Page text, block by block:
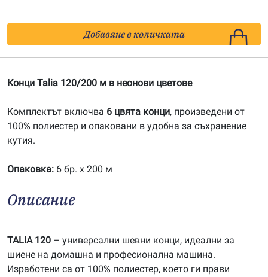
Добавяне в количката
Конци Talia 120/200 м в неонови цветове
Комплектът включва 6 цвята конци, произведени от
100% полиестер и опаковани в удобна за съхранение
кутия.
Опаковка: 6 бр. х 200 м
Описание
TALIA 120 – универсални шевни конци, идеални за
шиене на домашна и професионална машина.
Изработени са от 100% полиестер, което ги прави